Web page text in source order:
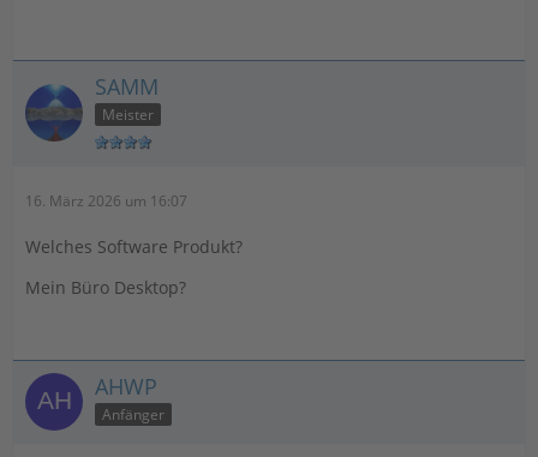
SAMM
Meister
16. März 2026 um 16:07
Welches Software Produkt?
Mein Büro Desktop?
AHWP
Anfänger